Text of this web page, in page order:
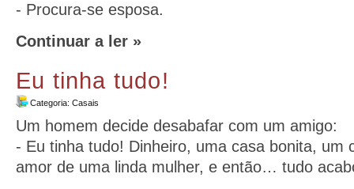
- Procura-se esposa.
Continuar a ler »
Eu tinha tudo!
Categoria: Casais
Um homem decide desabafar com um amigo:
- Eu tinha tudo! Dinheiro, uma casa bonita, um
amor de uma linda mulher, e então… tudo